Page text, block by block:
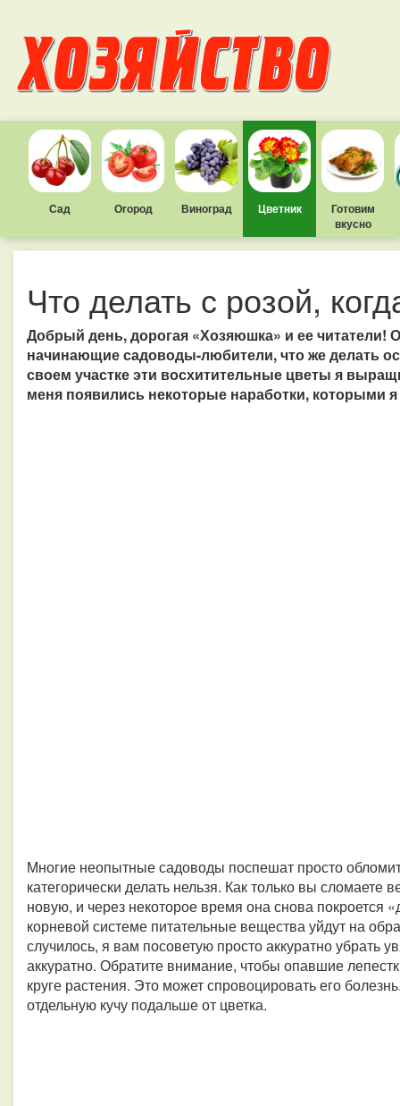
Сад Огород Виноград Цветник
Готовим
вкусно
Что делать с розой,
Добрый день, дорогая «Хозяюшка» и ее читатели!
начинающие садоводы-любители, что же делать
своем участке эти восхитительные цветы я
меня появились некоторые наработки, которыми
Многие неопытные садоводы поспешат просто
категорически делать нельзя. Как только вы сломаете
новую, и через некоторое время она снова покроется
корневой системе питательные вещества уйдут на
случилось, я вам посоветую просто аккуратно убрать
аккуратно. Обратите внимание, чтобы опавшие
круге растения. Это может спровоцировать его
отдельную кучу подальше от цветка.